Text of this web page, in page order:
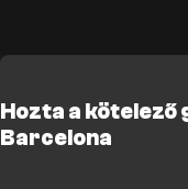
Hozta a kötelező
Barcelona